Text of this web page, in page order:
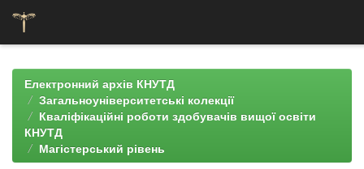
navigationЕлектронний архів КНУТД
Загальноуніверситетські колекції
Кваліфікаційні роботи здобувачів вищої освіти
КНУТД
Магістерський рівень